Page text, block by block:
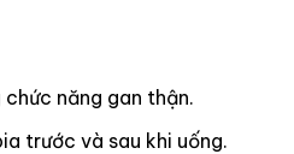
năng gan thận.
trước và sau khi uống.